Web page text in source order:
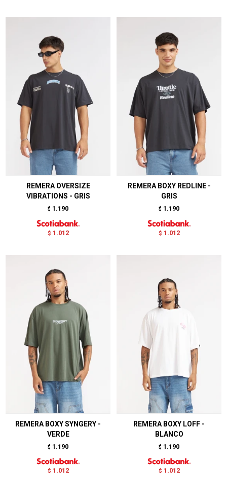
REMERA OVERSIZE
VIBRATIONS - GRIS
$ 1.190
$ 1.012
REMERA BOXY REDLINE -
GRIS
$ 1.190
$ 1.012
REMERA BOXY SYNGERY -
VERDE
$ 1.190
$ 1.012
REMERA BOXY LOFF -
BLANCO
$ 1.190
$ 1.012